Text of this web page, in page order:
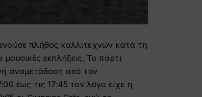
πλήθος καλλιτεχνών κατά τη
εκπλήξεις. Το πάρτι
αναμετάδοση από τον
έως τις 17:45 τον λόγο είχε η